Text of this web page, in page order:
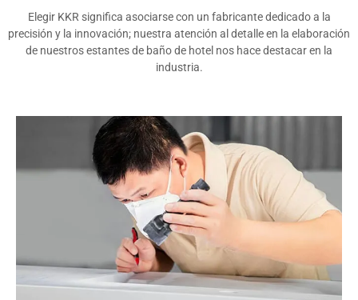
Elegir KKR significa asociarse con un fabricante dedicado a la
precisión y la innovación; nuestra atención al detalle en la elaboración
de nuestros estantes de baño de hotel nos hace destacar en la
industria.